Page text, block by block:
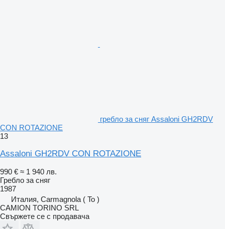
гребло за сняг Assaloni GH2RDV
CON ROTAZIONE
13
Assaloni GH2RDV CON ROTAZIONE
990 € ≈ 1 940 лв.
Гребло за сняг
1987
Италия, Carmagnola ( To )
CAMION TORINO SRL
Свържете се с продавача